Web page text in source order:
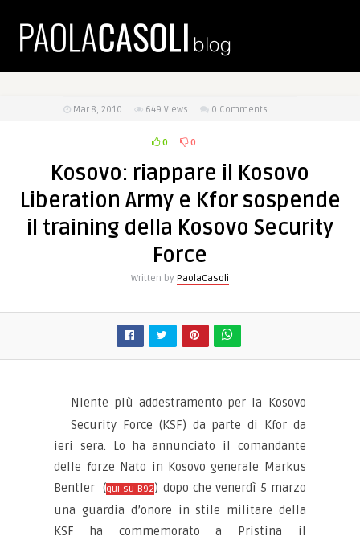
Mar 8, 2010 649 Views 0 Comments
0 0
Kosovo: riappare il Kosovo
Liberation Army e Kfor sospende
il training della Kosovo Security
Force
Written by PaolaCasoli
Niente più addestramento per la Kosovo
Security Force (KSF) da parte di Kfor da
ieri sera. Lo ha annunciato il comandante
delle forze Nato in Kosovo generale Markus
Bentler (qui su B92) dopo che venerdì 5 marzo
una guardia d’onore in stile militare della
KSF ha commemorato a Pristina il